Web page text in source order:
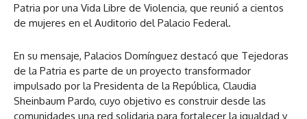
Patria por una Vida Libre de Violencia, que reunió a cientos
de mujeres en el Auditorio del Palacio Federal.
En su mensaje, Palacios Domínguez destacó que Tejedoras
de la Patria es parte de un proyecto transformador
impulsado por la Presidenta de la República, Claudia
Sheinbaum Pardo, cuyo objetivo es construir desde las
comunidades una red solidaria para fortalecer la igualdad y